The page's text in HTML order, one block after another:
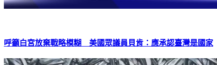
呼籲白宮放棄戰略模糊 美國眾議員貝肯：應承認臺灣是國家